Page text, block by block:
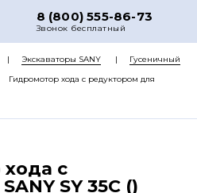
8 (800) 555-86-73
Звонок бесплатный
О НАС
ЗАПЧАСТЕЙ
ЦЕНЫ
Экскаваторы SANY
Гусеничный
Гидромотор хода с редуктором для
с
SY 35C ()